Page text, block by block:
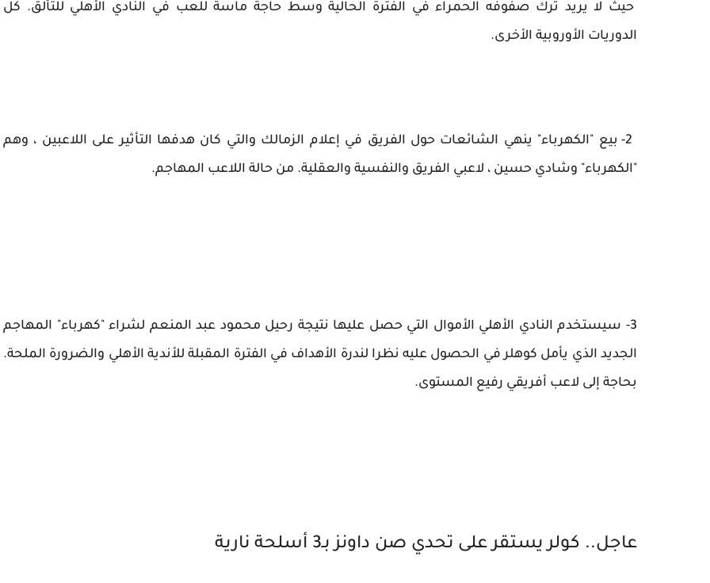
حيث لا يريد ترك صفوفه الحمراء في الفترة الحالية وسط حاجة ماسة للعب في النادي الأهلي للتألق. كل
الدوريات الأوروبية الأخرى.
2- بيع "الكهرباء" ينهي الشائعات حول الفريق في إعلام الزمالك والتي كان هدفها التأثير على اللاعبين ، وهم
"الكهرباء" وشادي حسين ، لاعبي الفريق والنفسية والعقلية. من حالة اللاعب المهاجم.
3- سيستخدم النادي الأهلي الأموال التي حصل عليها نتيجة رحيل محمود عبد المنعم لشراء "كهرباء" المهاجم
الجديد الذي يأمل كوهلر في الحصول عليه نظرا لندرة الأهداف في الفترة المقبلة للأندية الأهلي والضرورة الملحة.
بحاجة إلى لاعب أفريقي رفيع المستوى.
عاجل.. كولر يستقر على تحدي صن داونز بـ3 أسلحة نارية